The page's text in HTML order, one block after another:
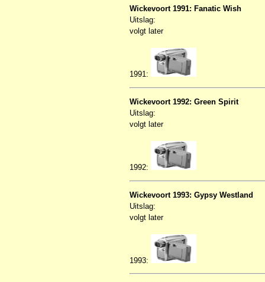
Wickevoort 1991: Fanatic Wish
Uitslag:
volgt later
1991:
Wickevoort 1992: Green Spirit
Uitslag:
volgt later
1992:
Wickevoort 1993: Gypsy Westland
Uitslag:
volgt later
1993: